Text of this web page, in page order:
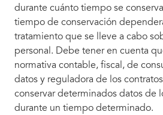
durante cuánto tiempo se
tiempo de conservación
tratamiento que se lleve a cabo
personal. Debe tener en cuenta
normativa contable, fiscal, de
datos y reguladora de los
conservar determinados datos de
durante un tiempo determinado.